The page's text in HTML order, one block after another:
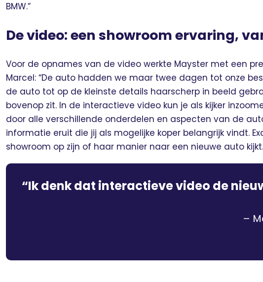
BMW.”
De video: een showroom ervaring,
Voor de opnames van de video werkte Mayster met een
Marcel: “De auto hadden we maar twee dagen tot onze
de auto tot op de kleinste details haarscherp in beeld
bovenop zit. In de interactieve video kun je als kijker
door alle verschillende onderdelen en aspecten van de
informatie eruit die jij als mogelijke koper belangrijk vindt.
showroom op zijn of haar manier naar een nieuwe auto
“Ik denk dat interactieve video de
–